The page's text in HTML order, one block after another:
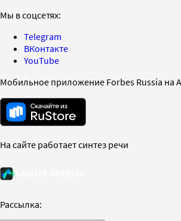
Мы в соцсетях:
Telegram
ВКонтакте
YouTube
Мобильное приложение Forbes Russia на
На сайте работает синтез речи
Рассылка: